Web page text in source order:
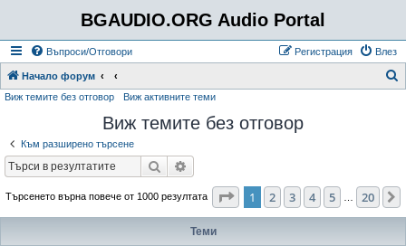
BGAUDIO.ORG Audio Portal
Въпроси/Отговори Влез
Регистрация
Начало форум
е
Виж темите без отговор Виж активните теми
Виж темите без отговор
Към разширено търсене
Търсене
Търсенето върна повече от 1000 резултата Страница от 20
1 2 3 4 5 20
Теми